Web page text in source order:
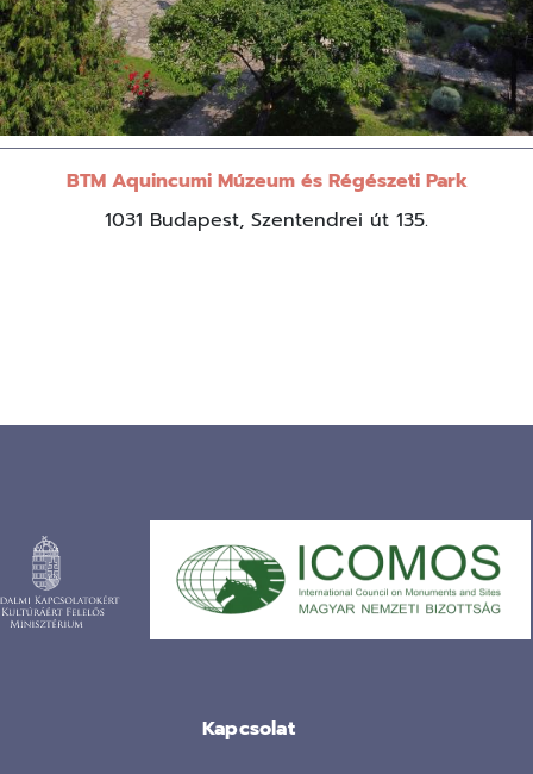
BTM Aquincumi Múzeum és Régészeti Park
1031 Budapest, Szentendrei út 135.
Kapcsolat